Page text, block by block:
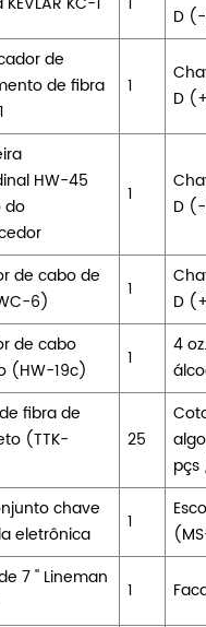
D
de
de fibra
1
D
HW-45
do
1
D
de cabo de
6)
1
D
de cabo
(HW-19c)
1
4
fibra de
(TTK-
25
chave
eletrônica
1
7 '' Lineman
1